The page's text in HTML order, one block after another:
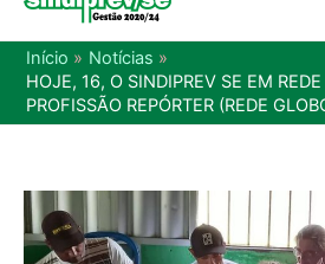
Início
Notícias
HOJE, 16, O SINDIPREV SE EM
PROFISSÃO REPÓRTER (REDE